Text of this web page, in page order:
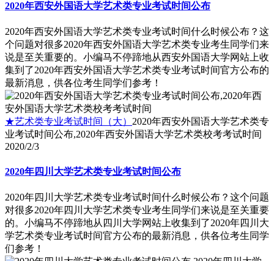
2020年西安外国语大学艺术类专业考试时间公布
2020年西安外国语大学艺术类专业考试时间什么时候公布？这
个问题对很多2020年西安外国语大学艺术类专业考生同学们来
说是至关重要的。小编马不停蹄地从西安外国语大学网站上收
集到了2020年西安外国语大学艺术类专业考试时间官方公布的
最新消息，供各位考生同学们参考！
★艺术类专业考试时间（大） 2020年西安外国语大学艺术类专
业考试时间公布,2020年西安外国语大学艺术类校考考试时间
2020/2/3
2020年四川大学艺术类专业考试时间公布
2020年四川大学艺术类专业考试时间什么时候公布？这个问题
对很多2020年四川大学艺术类专业考生同学们来说是至关重要
的。小编马不停蹄地从四川大学网站上收集到了2020年四川大
学艺术类专业考试时间官方公布的最新消息，供各位考生同学
们参考！